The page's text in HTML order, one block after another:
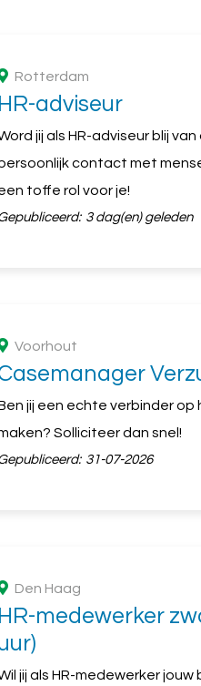
Rotterdam
HR-adviseur
jij als HR-adviseur blij
contact met
toffe rol voor je!
3 dag(en) geleden
Voorhout
jij een echte verbinder op
Solliciteer dan snel!
31-07-2026
Den Haag
HR-medewerker
jij als HR-medewerker